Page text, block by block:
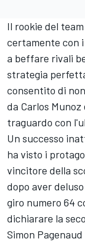
Il rookie del
certamente con
a beffare rivali
strategia
consentito di
da Carlos
traguardo con
Un successo
ha visto i
vincitore della
dopo aver
giro numero 64
dichiarare la
Simon